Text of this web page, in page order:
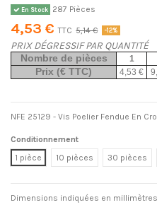
En Stock 287 Pièces
4,53 €TTC 5,14 € -12%
PRIX DÉGRESSIF PAR QUANTITÉ
Nombre de pièces 1
Prix (€ TTC) 4,53 €
NFE 25129 - Vis Poelier Fendue En
Conditionnement
1 pièce
10 pièces 30 pièces
Dimensions indiquées en